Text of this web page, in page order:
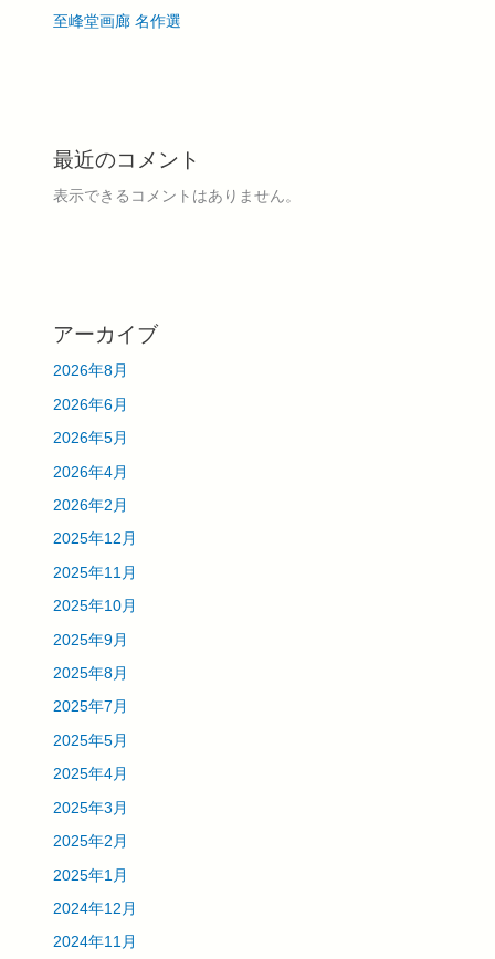
至峰堂画廊 名作選
最近のコメント
表示できるコメントはありません。
アーカイブ
2026年8月
2026年6月
2026年5月
2026年4月
2026年2月
2025年12月
2025年11月
2025年10月
2025年9月
2025年8月
2025年7月
2025年5月
2025年4月
2025年3月
2025年2月
2025年1月
2024年12月
2024年11月